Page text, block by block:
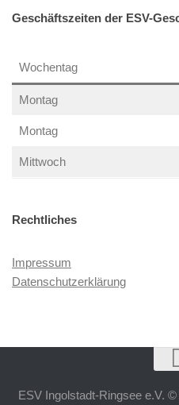
Geschäftszeiten der ESV-
Wochentag
Montag
Montag
Mittwoch
Rechtliches
Impressum
Datenschutzerklärung
ESV Ingolstadt-Ringsee e.V.